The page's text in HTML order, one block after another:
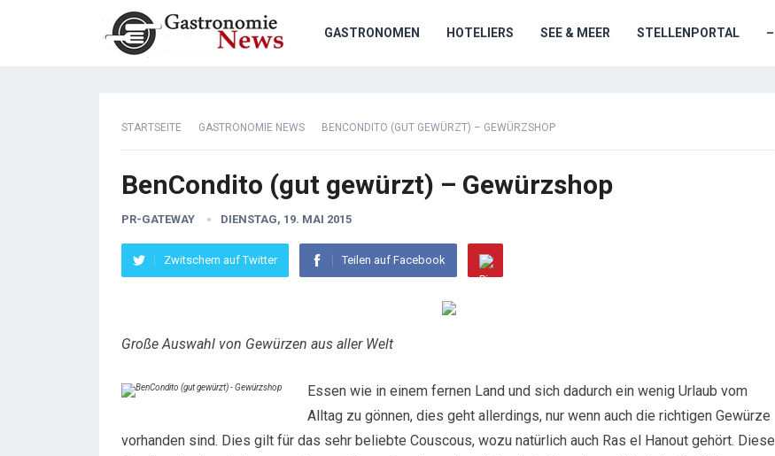
GASTRONOMEN HOTELIERS SEE & MEER STELLENPORTAL –
STARTSEITE GASTRONOMIE NEWS BENCONDITO (GUT GEWÜRZT) – GEWÜRZSHOP
BenCondito (gut gewürzt) – Gewürzshop
PR-GATEWAY DIENSTAG, 19. MAI 2015
Zwitschern auf Twitter Teilen auf Facebook
Große Auswahl von Gewürzen aus aller Welt
Essen wie in einem fernen Land und sich dadurch ein wenig Urlaub vom
Alltag zu gönnen, dies geht allerdings, nur wenn auch die richtigen Gewürze
vorhanden sind. Dies gilt für das sehr beliebte Couscous, wozu natürlich auch Ras el Hanout gehört. Diese